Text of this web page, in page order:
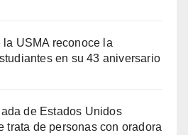
USMA reconoce la
en su 43 aniversario
de Estados Unidos
trata de personas con oradora